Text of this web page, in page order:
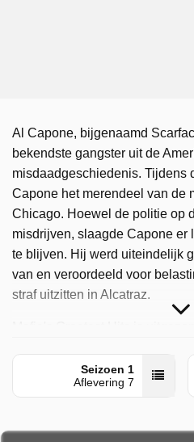
Al Capone, bijgenaamd
bekendste gangster uit de
misdaadgeschiedenis. Tijdens
Capone het merendeel van de
Chicago. Hoewel de politie op
misdrijven, slaagde Capone er
te blijven. Hij werd uiteindelijk
van en veroordeeld voor
straf uitzitten in Alcatraz.
Seizoen 1
Aflevering 7